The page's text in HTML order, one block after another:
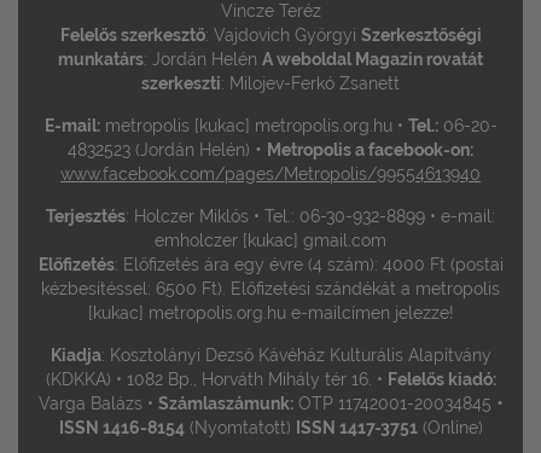
Vincze Teréz
Felelős szerkesztő: Vajdovich Györgyi Szerkesztőségi
munkatárs: Jordán Helén A weboldal Magazin rovatát
szerkeszti: Milojev-Ferkó Zsanett
E-mail:metropolis [kukac] metropolis.org.hu • Tel.:06-20-
4832523 (Jordán Helén) • Metropolis a facebook-on:
www.facebook.com/pages/Metropolis/99554613940
Terjesztés: Holczer Miklós • Tel.: 06-30-932-8899 • e-mail:
emholczer [kukac] gmail.com
Előfizetés: Előfizetés ára egy évre (4 szám): 4000 Ft (postai
kézbesítéssel: 6500 Ft). Előfizetési szándékát a metropolis
[kukac] metropolis.org.hu e-mailcímen jelezze!
Kiadja: Kosztolányi Dezső Kávéház Kulturális Alapítvány
(KDKKA) • 1082 Bp., Horváth Mihály tér 16. • Felelős kiadó:
Varga Balázs • Számlaszámunk:OTP 11742001-20034845 •
ISSN 1416-8154(Nyomtatott) ISSN 1417-3751(Online)